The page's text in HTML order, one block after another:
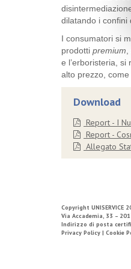
dilatando i confini
I consumatori si
prodotti premium
e l’erboristeria,
alto prezzo,
Download
Report - I
Report -
Allegato
Copyright UNISERVICE
Via Accademia, 33 –
Indirizzo di posta
Privacy Policy | Cookie